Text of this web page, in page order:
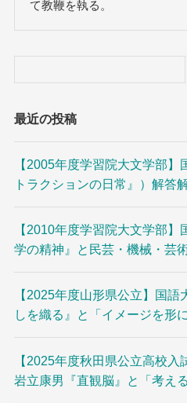
て教鞭を執る。
最近の投稿
【2005年度学習院大文学部
トラクションの日常』）解答
【2010年度学習院大文学部
学の精神』と民芸・機械・芸
【2025年度山形県公立】国
しを織る』と「イメージを形
【2025年度秋田県公立高校入
岩立康男『直観脳』と「考え